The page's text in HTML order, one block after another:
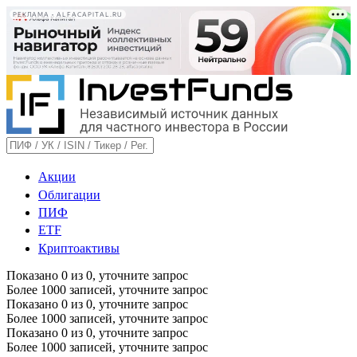
РЕКЛАМА • ALFACAPITAL.RU
Акции
Облигации
ПИФ
ETF
Криптоактивы
Показано 0 из 0, уточните запрос
Более 1000 записей, уточните запрос
Показано 0 из 0, уточните запрос
Более 1000 записей, уточните запрос
Показано 0 из 0, уточните запрос
Более 1000 записей, уточните запрос